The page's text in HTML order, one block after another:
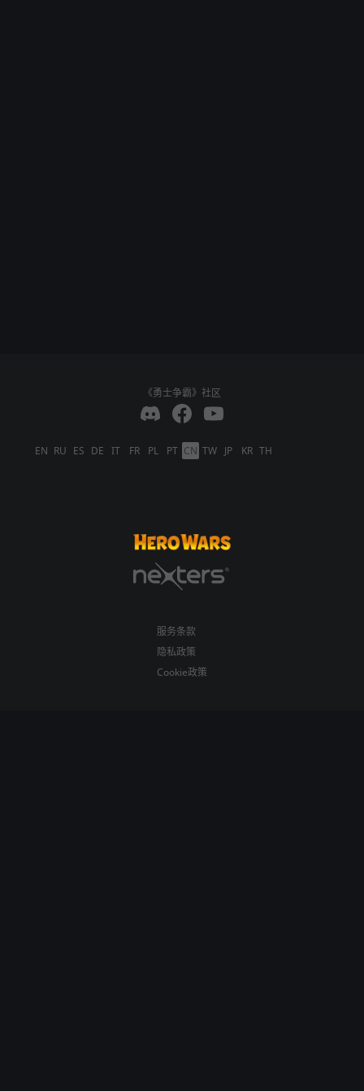
《勇士争霸》社区
EN RU ES DE IT FR PL PT CN TW JP KR TH
服务条款
隐私政策
Cookie政策